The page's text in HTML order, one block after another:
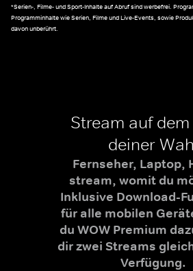
*Serien-, Filme- und Sport-Inhalte auf Abruf sind werbefrei.
Programminhalte wie Serien, Filme und Live-Events, sowie
davon unberührt.
Stream auf
deiner
Fernseher, Laptop,
stream, womit du
Inklusive Download-
für alle mobilen
du WOW Premium
dir zwei Streams
Verfügung.